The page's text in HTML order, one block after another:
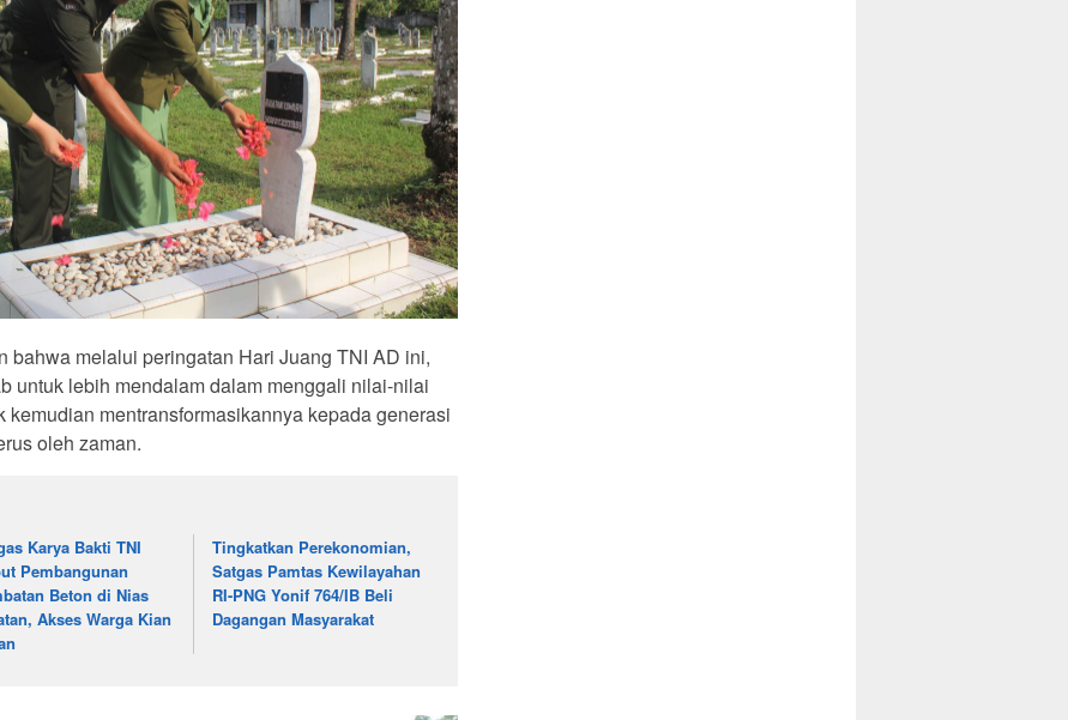
bahwa melalui peringatan Hari Juang TNI AD ini,
untuk lebih mendalam dalam menggali nilai-nilai
mentransformasikannya kepada generasi
oleh zaman.
Karya Bakti TNI
Pembangunan
Beton di Nias
Akses Warga Kian
Tingkatkan Perekonomian,
Satgas Pamtas Kewilayahan
RI-PNG Yonif 764/IB Beli
Dagangan Masyarakat